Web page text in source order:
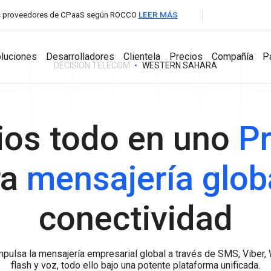
de CPaaS según ROCCO LEER MÁS
Productos
Messaging Dashboard
Potente plataformatodoen uno para la
Business Chat
hazcrecertunegocio con
mensajeríabidireccionalencualquier canal.
para Socios
Aumentatutráfico de SMS con cobertura global y
conexionesdirectas con operadores.
Llamadas de voz de altacalidad con enrutamiento global
confiable.
Desarrolladores
Desarrolladores
API Documentation
Clientela Precios Compañía
Acerca de la
compañía
Noticias y
Carrera
DECISION TELECOM
WESTERN SAHARA
todo en uno
mensajería
conectividad
la mensajería empresarial global a través de SMS, Viber,
flash y voz, todo ello bajo una potente plataforma unificada.